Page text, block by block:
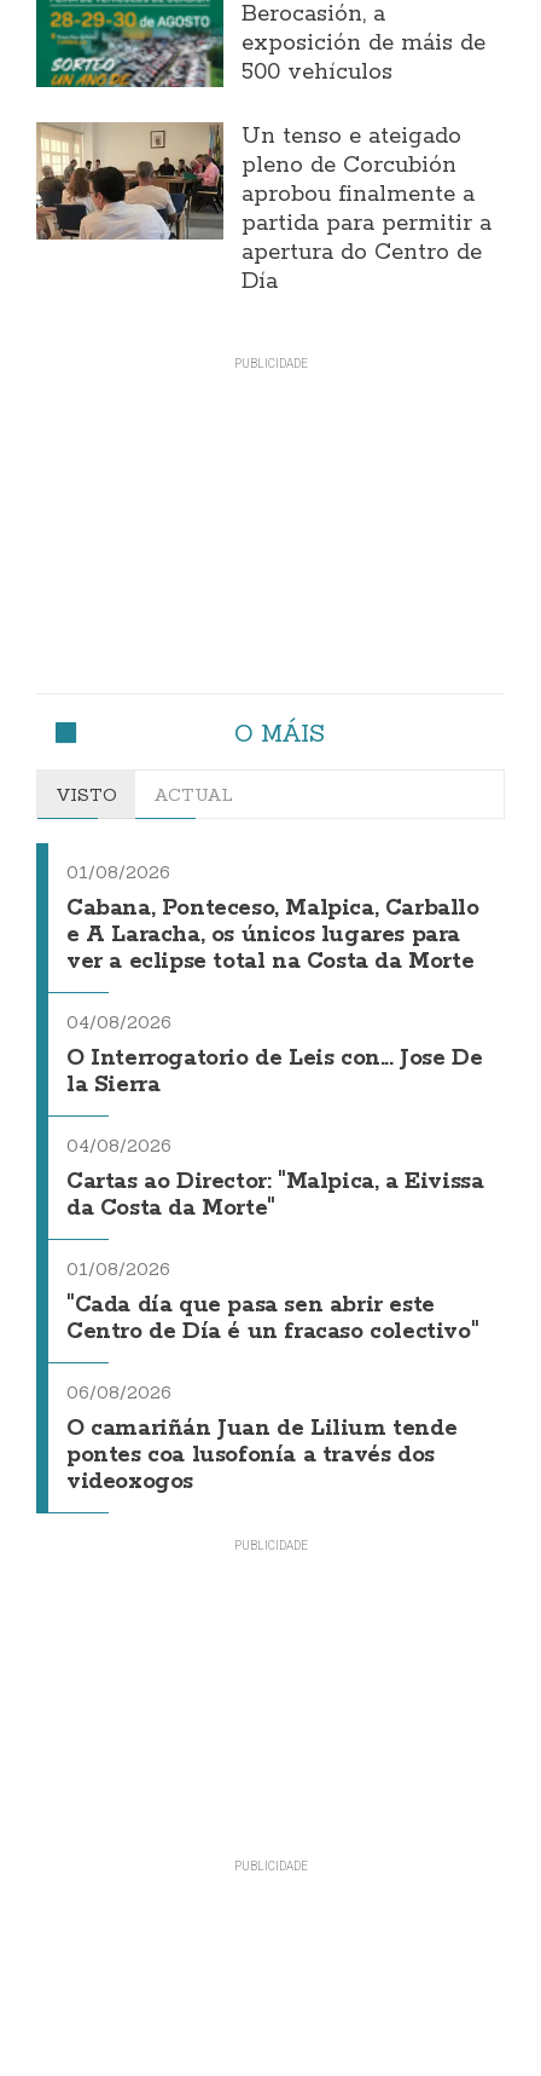
Berocasión, a
exposición de máis de
500 vehículos
Un tenso e ateigado
pleno de Corcubión
aprobou finalmente a
partida para permitir a
apertura do Centro de
Día
O MÁIS
VISTO ACTUAL
01/08/2026
Cabana, Ponteceso, Malpica, Carballo
e A Laracha, os únicos lugares para
ver a eclipse total na Costa da Morte
04/08/2026
O Interrogatorio de Leis con... Jose De
la Sierra
04/08/2026
Cartas ao Director: "Malpica, a Eivissa
da Costa da Morte"
01/08/2026
"Cada día que pasa sen abrir este
Centro de Día é un fracaso colectivo"
06/08/2026
O camariñán Juan de Lilium tende
pontes coa lusofonía a través dos
videoxogos